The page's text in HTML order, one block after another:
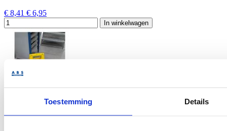
Toestemming Details
€ 8,41 € 6,95
In winkelwagen
Baken pas op, gladde vloer 620x240mm